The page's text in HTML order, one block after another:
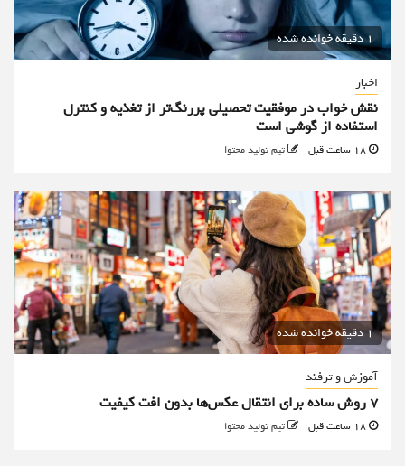
1 دقیقه خوانده شده
اخبار
نقش خواب در موفقیت تحصیلی پررنگ‌تر از تغذیه و کنترل
استفاده از گوشی است
تیم تولید محتوا
1 دقیقه خوانده شده
آموزش و ترفند
۷ روش ساده برای انتقال عکس‌ها بدون افت کیفیت
تیم تولید محتوا